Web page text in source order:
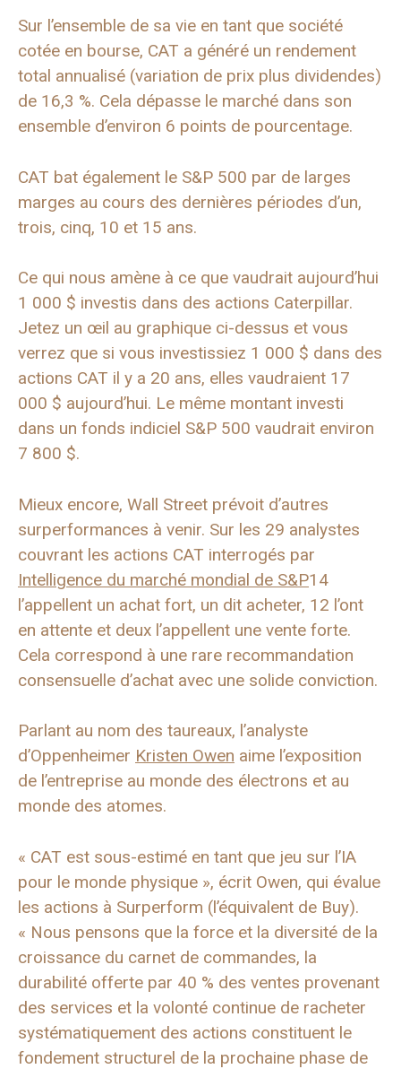
Sur l’ensemble de sa vie en tant que société
cotée en bourse, CAT a généré un rendement
total annualisé (variation de prix plus dividendes)
de 16,3 %. Cela dépasse le marché dans son
ensemble d’environ 6 points de pourcentage.
CAT bat également le S&P 500 par de larges
marges au cours des dernières périodes d’un,
trois, cinq, 10 et 15 ans.
Ce qui nous amène à ce que vaudrait aujourd’hui
1 000 $ investis dans des actions Caterpillar.
Jetez un œil au graphique ci-dessus et vous
verrez que si vous investissiez 1 000 $ dans des
actions CAT il y a 20 ans, elles vaudraient 17
000 $ aujourd’hui. Le même montant investi
dans un fonds indiciel S&P 500 vaudrait environ
7 800 $.
Mieux encore, Wall Street prévoit d’autres
surperformances à venir. Sur les 29 analystes
couvrant les actions CAT interrogés par
Intelligence du marché mondial de S&P14
l’appellent un achat fort, un dit acheter, 12 l’ont
en attente et deux l’appellent une vente forte.
Cela correspond à une rare recommandation
consensuelle d’achat avec une solide conviction.
Parlant au nom des taureaux, l’analyste
d’Oppenheimer Kristen Owen aime l’exposition
de l’entreprise au monde des électrons et au
monde des atomes.
« CAT est sous-estimé en tant que jeu sur l’IA
pour le monde physique », écrit Owen, qui évalue
les actions à Surperform (l’équivalent de Buy).
« Nous pensons que la force et la diversité de la
croissance du carnet de commandes, la
durabilité offerte par 40 % des ventes provenant
des services et la volonté continue de racheter
systématiquement des actions constituent le
fondement structurel de la prochaine phase de